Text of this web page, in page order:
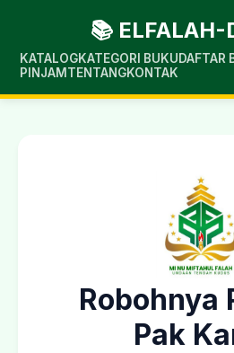
📚 ELFALAH-
KATALOGKATEGORI BUKUDAFTAR
PINJAM TENTANGKONTAK
Robohnya
Pak